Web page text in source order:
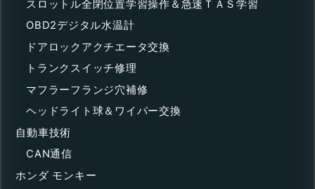
スロットル全閉位置学習操作＆急速ＴＡＳ学習
OBD2デジタル水温計
ドアロックアクチエータ交換
トランクスイッチ修理
マフラーフランジ穴補修
ヘッドライト球＆ワイパー交換
自動車技術
CAN通信
ホンダ モンキー